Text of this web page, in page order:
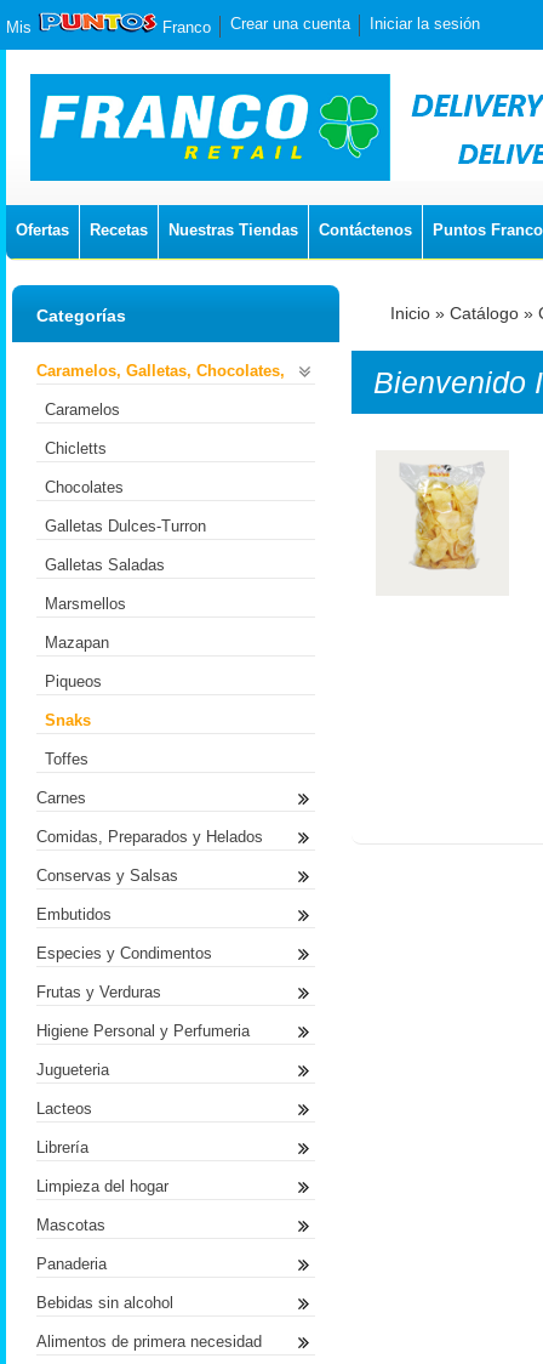
Mis Franco Crear una cuenta Iniciar la sesión
Ofertas Recetas Nuestras Tiendas Contáctenos Puntos Franco
Inicio » Catálogo »
Bienvenido
Categorías
Caramelos, Galletas, Chocolates,
Caramelos
Chicletts
Chocolates
Galletas Dulces-Turron
Galletas Saladas
Marsmellos
Mazapan
Piqueos
Snaks
Toffes
Carnes
Comidas, Preparados y Helados
Conservas y Salsas
Embutidos
Especies y Condimentos
Frutas y Verduras
Higiene Personal y Perfumeria
Jugueteria
Lacteos
Librería
Limpieza del hogar
Mascotas
Panaderia
Bebidas sin alcohol
Alimentos de primera necesidad